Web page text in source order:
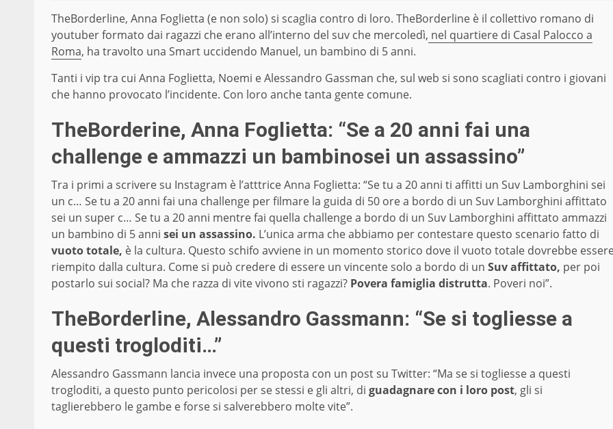
TheBorderline, Anna Foglietta (e non solo) si scaglia contro di loro. TheBorderline è il collettivo romano di
youtuber formato dai ragazzi che erano all’interno del suv che mercoledì, nel quartiere di Casal Palocco a
Roma, ha travolto una Smart uccidendo Manuel, un bambino di 5 anni.
Tanti i vip tra cui Anna Foglietta, Noemi e Alessandro Gassman che, sul web si sono scagliati contro i giovani
che hanno provocato l’incidente. Con loro anche tanta gente comune.
TheBorderine, Anna Foglietta: “Se a 20 anni fai una
challenge e ammazzi un bambinosei un assassino”
Tra i primi a scrivere su Instagram è l’atttrice Anna Foglietta: “Se tu a 20 anni ti affitti un Suv Lamborghini sei
un c… Se tu a 20 anni fai una challenge per filmare la guida di 50 ore a bordo di un Suv Lamborghini affittato
sei un super c… Se tu a 20 anni mentre fai quella challenge a bordo di un Suv Lamborghini affittato ammazzi
un bambino di 5 anni sei un assassino. L’unica arma che abbiamo per contestare questo scenario fatto di
vuoto totale, è la cultura. Questo schifo avviene in un momento storico dove il vuoto totale dovrebbe
riempito dalla cultura. Come si può credere di essere un vincente solo a bordo di un Suv affittato, per poi
postarlo sui social? Ma che razza di vite vivono sti ragazzi? Povera famiglia distrutta. Poveri noi”.
TheBorderline, Alessandro Gassmann: “Se si togliesse a
questi trogloditi…”
Alessandro Gassmann lancia invece una proposta con un post su Twitter: “Ma se si togliesse a questi
trogloditi, a questo punto pericolosi per se stessi e gli altri, di guadagnare con i loro post, gli si
taglierebbero le gambe e forse si salverebbero molte vite”.